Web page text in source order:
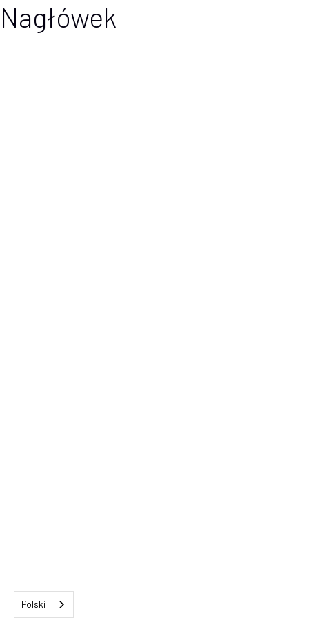
Nagłówek
Polski